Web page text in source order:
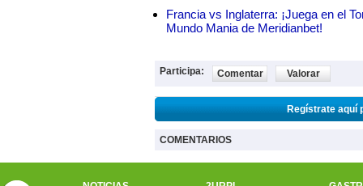
Francia vs Inglaterra: ¡Juega en el
Mundo Mania de Meridianbet!
Participa: Comentar Valorar
Regístrate aquí
COMENTARIOS